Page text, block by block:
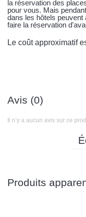
la réservation des
pour vous. Mais
dans les hôtels
faire la réservation
Le coût approximatif
Avis (0)
Il n’y a aucun avis sur ce
Produits